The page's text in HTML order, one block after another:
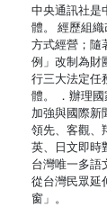
中央通訊社是
體。 經歷組
方式經營；隨
例」改制為財
行三大法定任
體。 ．辦理
加強與國際新
領先、客觀、
英、日文即時
台灣唯一多語
從台灣民眾延
窗」。